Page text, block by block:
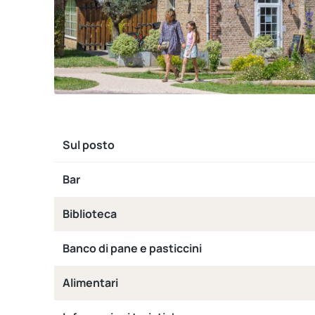
Sul posto
Bar
Biblioteca
Banco di pane e pasticcini
Alimentari